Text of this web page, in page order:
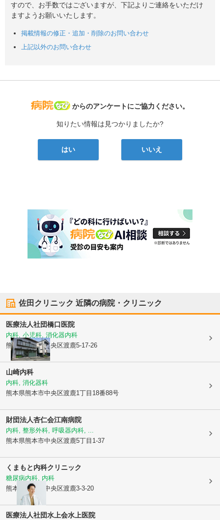
すので、お手数ではございますが、下記よりご連絡をいただけ
ますようお願いいたします。
掲載情報の修正・追加・削除のお問い合わせ
上記以外のお問い合わせ
病院なび
からのアンケートにご協力ください。
知りたい情報は見つかりましたか?
はい いいえ
佐田クリニック 近隣の病院・クリニック
医療法人社団橋口医院
内科, 小児科, 消化器内科
熊本県熊本市中央区渡鹿5-17-26
山崎内科
内科, 消化器科
熊本県熊本市中央区渡鹿1丁目18番88号
財団法人杏仁会江南病院
内科, 整形外科, 呼吸器内科, ...
熊本県熊本市中央区渡鹿5丁目1-37
くまもと内科クリニック
糖尿病内科, 内科
熊本県熊本市中央区渡鹿3-3-20
医療法人社団水上会水上医院